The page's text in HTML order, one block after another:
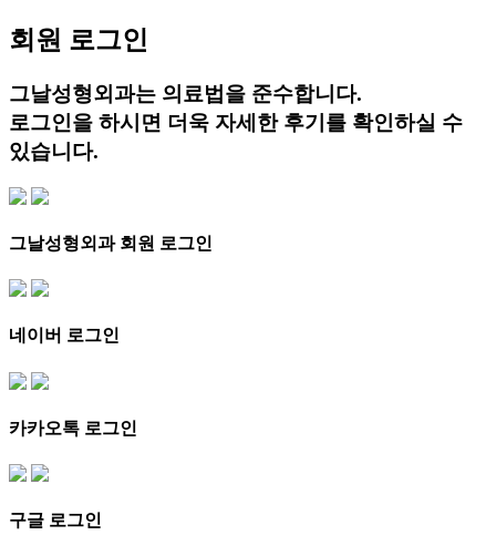
회원 로그인
그날성형외과는 의료법을 준수합니다.
로그인을 하시면 더욱 자세한 후기를 확인하실 수
있습니다.
그날성형외과 회원 로그인
네이버 로그인
카카오톡 로그인
구글 로그인